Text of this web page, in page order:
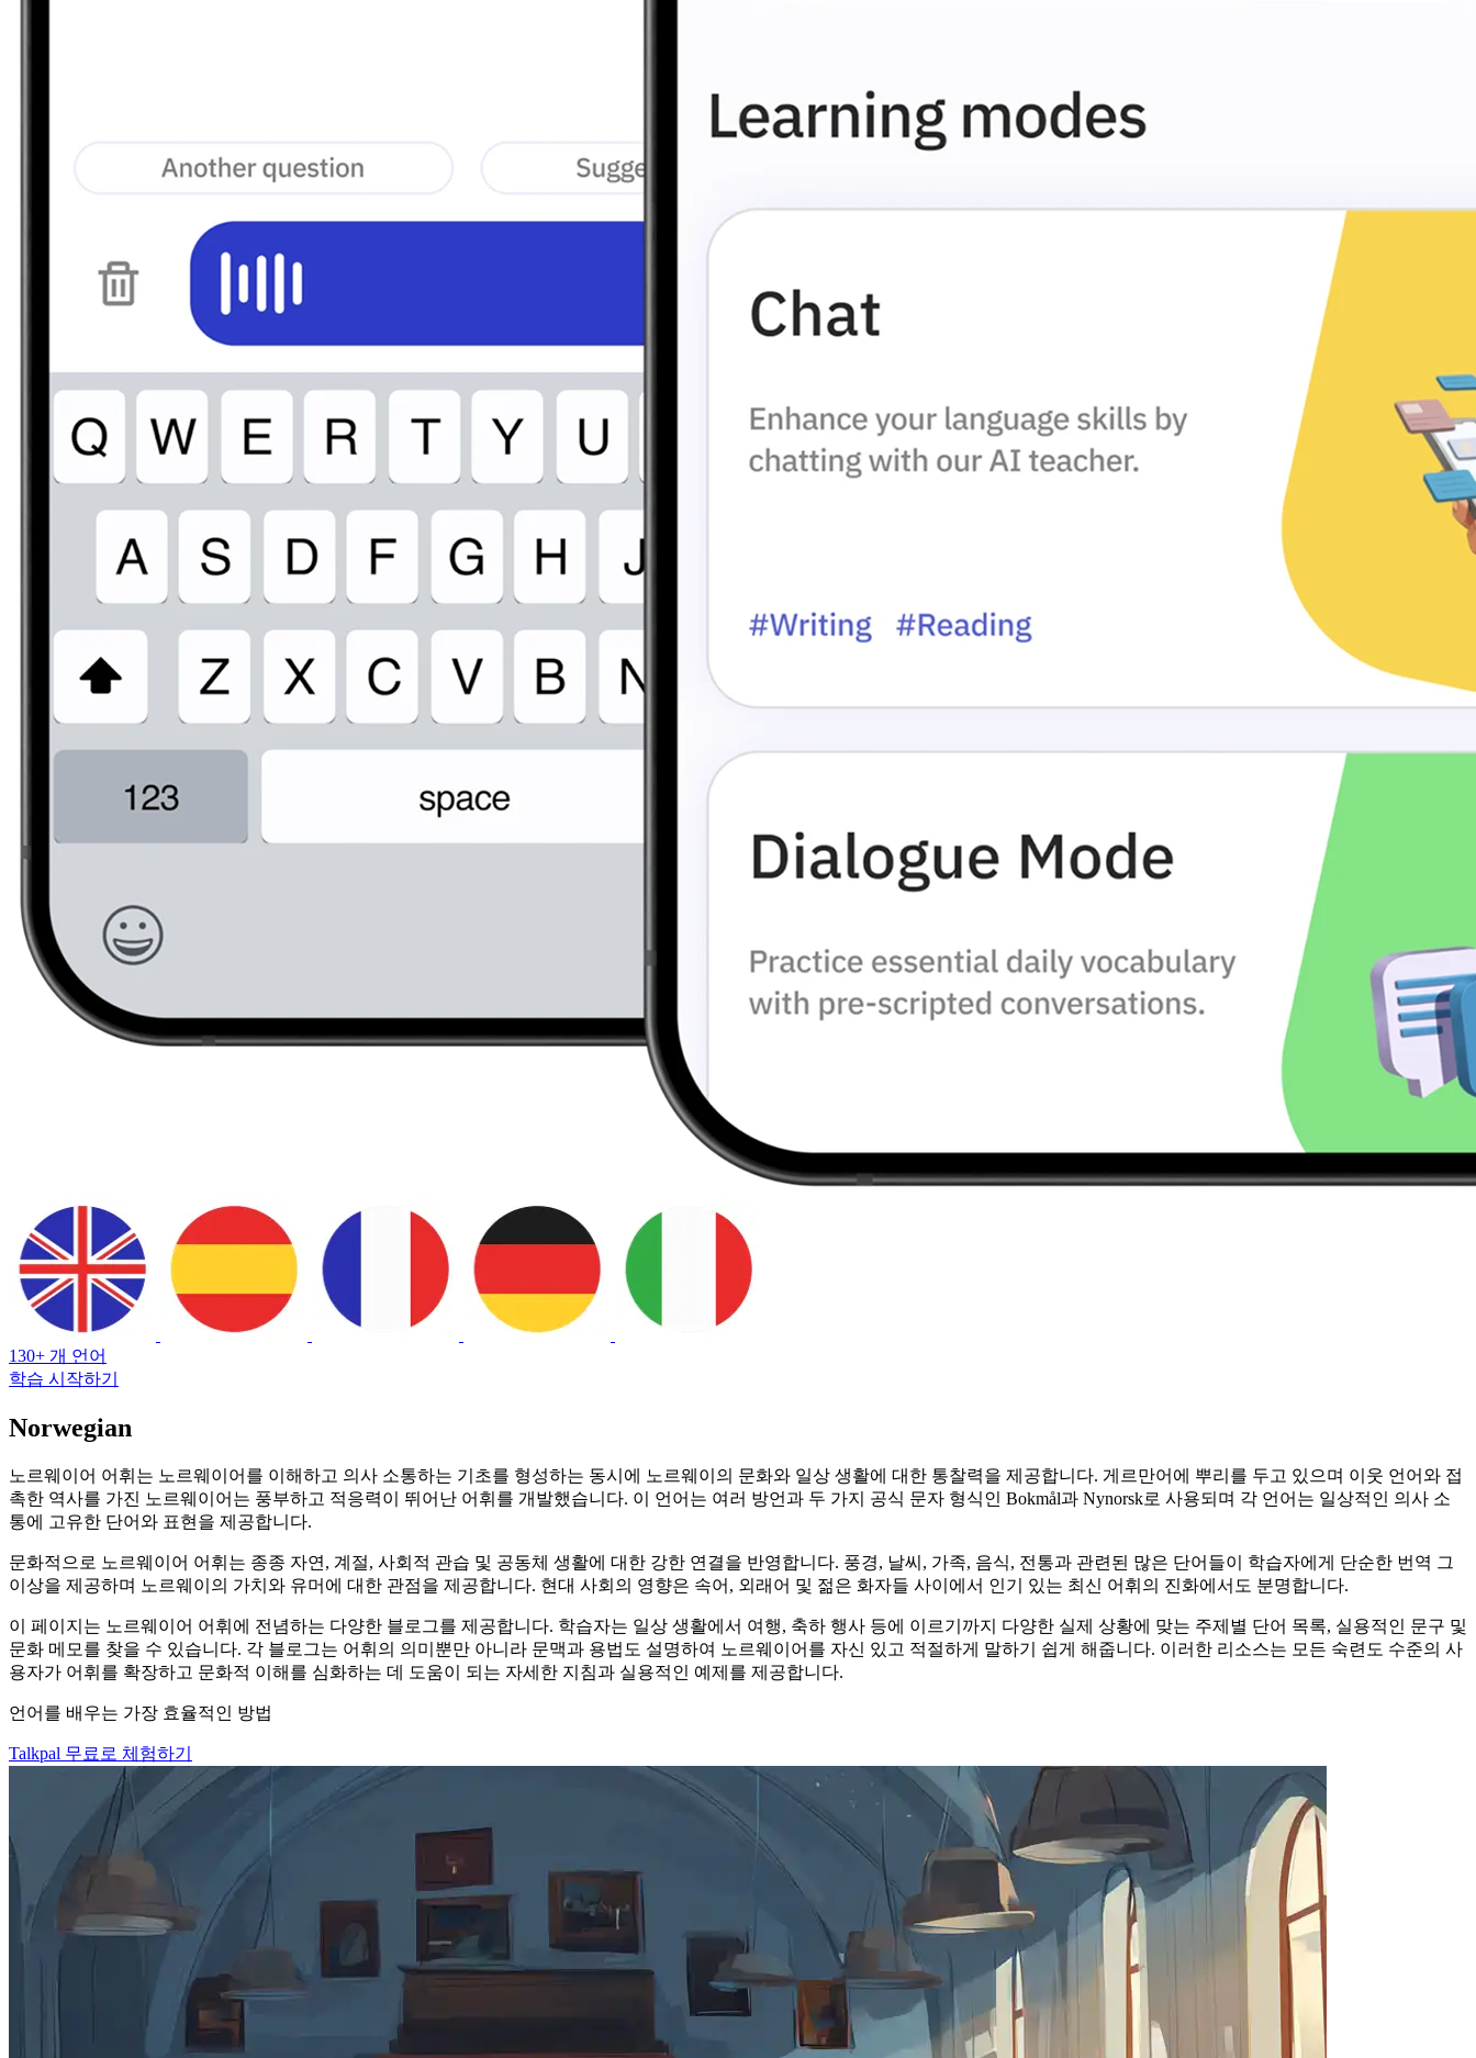
130+ 개 언어
학습 시작하기
Norwegian
노르웨이어 어휘는 노르웨이어를 이해하고 의사 소통하는 기초를 형성하는 동시에 노르웨이의 문화와 일상 생활에 대한 통찰력을 제공합니다. 게르만어에 뿌리를 두고 있으며 이웃 언어와 접
촉한 역사를 가진 노르웨이어는 풍부하고 적응력이 뛰어난 어휘를 개발했습니다. 이 언어는 여러 방언과 두 가지 공식 문자 형식인 Bokmål과 Nynorsk로 사용되며 각 언어는 일상적인 의사 소
통에 고유한 단어와 표현을 제공합니다.
문화적으로 노르웨이어 어휘는 종종 자연, 계절, 사회적 관습 및 공동체 생활에 대한 강한 연결을 반영합니다. 풍경, 날씨, 가족, 음식, 전통과 관련된 많은 단어들이 학습자에게 단순한 번역 그
이상을 제공하며 노르웨이의 가치와 유머에 대한 관점을 제공합니다. 현대 사회의 영향은 속어, 외래어 및 젊은 화자들 사이에서 인기 있는 최신 어휘의 진화에서도 분명합니다.
이 페이지는 노르웨이어 어휘에 전념하는 다양한 블로그를 제공합니다. 학습자는 일상 생활에서 여행, 축하 행사 등에 이르기까지 다양한 실제 상황에 맞는 주제별 단어 목록, 실용적인 문구 및
문화 메모를 찾을 수 있습니다. 각 블로그는 어휘의 의미뿐만 아니라 문맥과 용법도 설명하여 노르웨이어를 자신 있고 적절하게 말하기 쉽게 해줍니다. 이러한 리소스는 모든 숙련도 수준의 사
용자가 어휘를 확장하고 문화적 이해를 심화하는 데 도움이 되는 자세한 지침과 실용적인 예제를 제공합니다.
언어를 배우는 가장 효율적인 방법
Talkpal 무료로 체험하기